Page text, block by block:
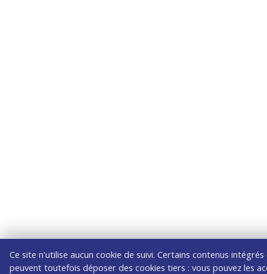
Ce site n'utilise aucun cookie de suivi. Certains contenus
peuvent toutefois déposer des cookies tiers : vous pouvez les